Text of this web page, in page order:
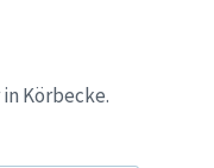
Körbecke.